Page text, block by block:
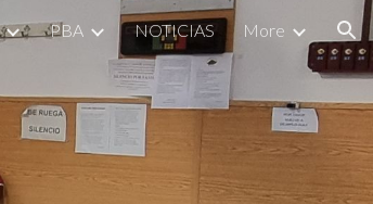
PBA NOTICIAS More